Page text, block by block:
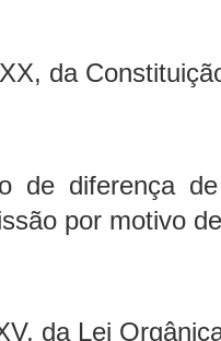
da
de diferença
por motivo
da Lei